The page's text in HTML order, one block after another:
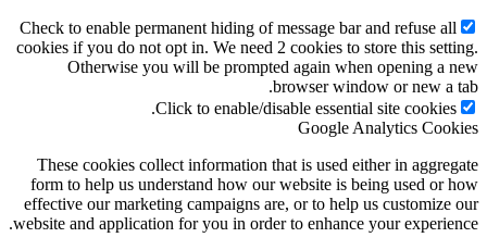
Check to enable permanent hiding of message bar and refuse all
cookies if you do not opt in. We need 2 cookies to store this setting.
Otherwise you will be prompted again when opening a new
browser window or new a tab.
Click to enable/disable essential site cookies.
Google Analytics Cookies
These cookies collect information that is used either in aggregate
form to help us understand how our website is being used or how
effective our marketing campaigns are, or to help us customize our
website and application for you in order to enhance your experience.